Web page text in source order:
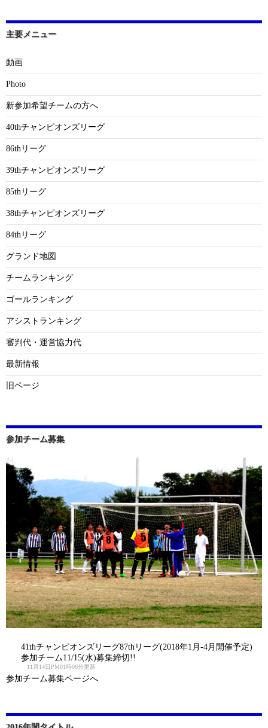
主要メニュー
動画
Photo
新参加希望チームの方へ
40thチャンピオンズリーグ
86thリーグ
39thチャンピオンズリーグ
85thリーグ
38thチャンピオンズリーグ
84thリーグ
グランド地図
チームランキング
ゴールランキング
アシストランキング
審判代・運営協力代
最新情報
旧ページ
参加チーム募集
41thチャンピオンズリーグ87thリーグ(2018年1月-4月開催予定)
参加チーム11/15(水)募集締切!!
11月14日PM01時06分更新
参加チーム募集ページへ